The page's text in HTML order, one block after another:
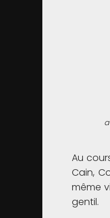
Au
Cain,
même
gentil.